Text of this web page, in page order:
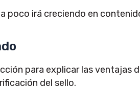
poco irá creciendo en
para explicar las ventajas
del sello.